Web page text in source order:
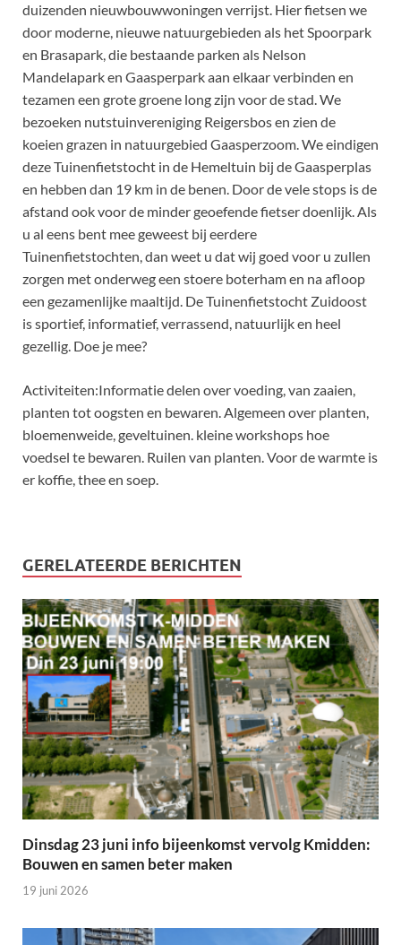
duizenden nieuwbouwwoningen verrijst. Hier fietsen we
door moderne, nieuwe natuurgebieden als het Spoorpark
en Brasapark, die bestaande parken als Nelson
Mandelapark en Gaasperpark aan elkaar verbinden en
tezamen een grote groene long zijn voor de stad. We
bezoeken nutstuinvereniging Reigersbos en zien de
koeien grazen in natuurgebied Gaasperzoom. We eindigen
deze Tuinenfietstocht in de Hemeltuin bij de Gaasperplas
en hebben dan 19 km in de benen. Door de vele stops is de
afstand ook voor de minder geoefende fietser doenlijk. Als
u al eens bent mee geweest bij eerdere
Tuinenfietstochten, dan weet u dat wij goed voor u zullen
zorgen met onderweg een stoere boterham en na afloop
een gezamenlijke maaltijd. De Tuinenfietstocht Zuidoost
is sportief, informatief, verrassend, natuurlijk en heel
gezellig. Doe je mee?
Activiteiten:Informatie delen over voeding, van zaaien,
planten tot oogsten en bewaren. Algemeen over planten,
bloemenweide, geveltuinen. kleine workshops hoe
voedsel te bewaren. Ruilen van planten. Voor de warmte is
er koffie, thee en soep.
GERELATEERDE BERICHTEN
Dinsdag 23 juni info bijeenkomst vervolg Kmidden:
Bouwen en samen beter maken
19 juni 2026